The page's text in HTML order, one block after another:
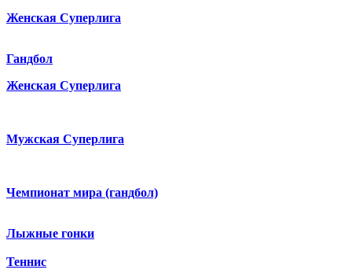
Женская Суперлига
Гандбол
Женская Суперлига
Мужская Суперлига
Чемпионат мира (гандбол)
Лыжные гонки
Теннис